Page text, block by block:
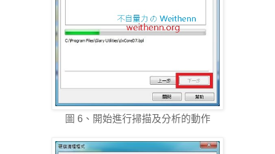
圖 6、開始進行掃描及分析的動作